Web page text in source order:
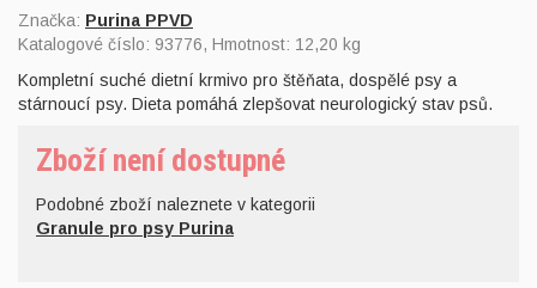
Značka: Purina PPVD
Katalogové číslo: 93776, Hmotnost: 12,20 kg
Kompletní suché dietní krmivo pro štěňata, dospělé psy a
stárnoucí psy. Dieta pomáhá zlepšovat neurologický stav psů.
Zboží není dostupné
Podobné zboží naleznete v kategorii
Granule pro psy Purina